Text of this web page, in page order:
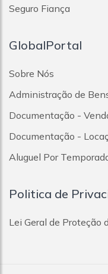
Seguro Fiança
GlobalPortal
Sobre Nós
Administração de
Documentação -
Documentação -
Aluguel Por
Politica de
Lei Geral de Proteção